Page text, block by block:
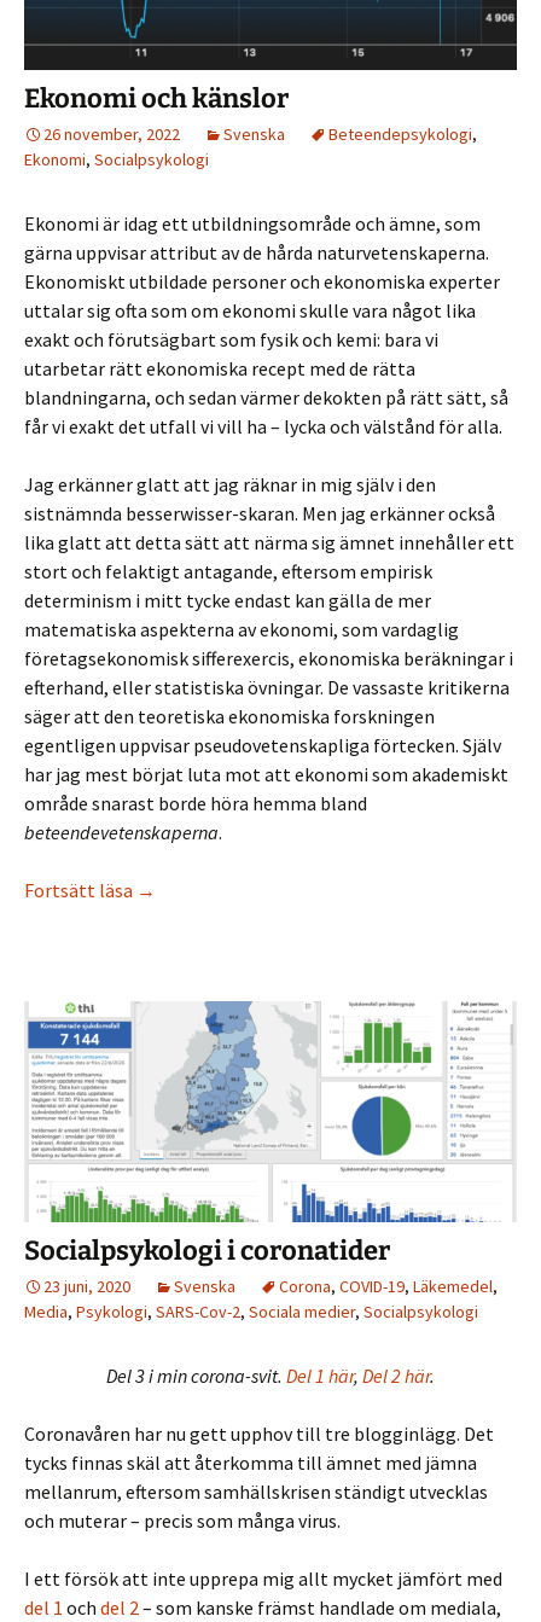
Ekonomi och känslor
26 november, 2022 Svenska Beteendepsykologi,
Ekonomi, Socialpsykologi
Ekonomi är idag ett utbildningsområde och ämne, som
gärna uppvisar attribut av de hårda naturvetenskaperna.
Ekonomiskt utbildade personer och ekonomiska experter
uttalar sig ofta som om ekonomi skulle vara något lika
exakt och förutsägbart som fysik och kemi: bara vi
utarbetar rätt ekonomiska recept med de rätta
blandningarna, och sedan värmer dekokten på rätt sätt, så
får vi exakt det utfall vi vill ha – lycka och välstånd för alla.
Jag erkänner glatt att jag räknar in mig själv i den
sistnämnda besserwisser-skaran. Men jag erkänner också
lika glatt att detta sätt att närma sig ämnet innehåller ett
stort och felaktigt antagande, eftersom empirisk
determinism i mitt tycke endast kan gälla de mer
matematiska aspekterna av ekonomi, som vardaglig
företagsekonomisk sifferexercis, ekonomiska beräkningar i
efterhand, eller statistiska övningar. De vassaste kritikerna
säger att den teoretiska ekonomiska forskningen
egentligen uppvisar pseudovetenskapliga förtecken. Själv
har jag mest börjat luta mot att ekonomi som akademiskt
område snarast borde höra hemma bland
beteendevetenskaperna.
Fortsätt läsa Ekonomi och känslor
→
Socialpsykologi i coronatider
23 juni, 2020 Svenska Corona, COVID-19, Läkemedel,
Media, Psykologi, SARS-Cov-2, Sociala medier, Socialpsykologi
Del 3 i min corona-svit. Del 1 här, Del 2 här.
Coronavåren har nu gett upphov till tre blogginlägg. Det
tycks finnas skäl att återkomma till ämnet med jämna
mellanrum, eftersom samhällskrisen ständigt utvecklas
och muterar – precis som många virus.
I ett försök att inte upprepa mig allt mycket jämfört med
del 1 och del 2– som kanske främst handlade om mediala,